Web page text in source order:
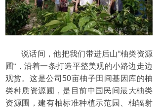
说话间，他把我们带进后山“柚类资源
圃“，沿着一条打造平整美观的小路边走边
观赏。这是公司50亩柚子田间基因库的柚
类种质资源圃，是目前中国民间最大柚类
资源圃，建有柚标准种植示范园、柚辐射